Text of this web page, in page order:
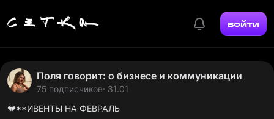
войти
Поля говорит: о бизнесе и коммуникации
75 подписчиков· 31.01
💔**ИВЕНТЫ НА ФЕВРАЛЬ